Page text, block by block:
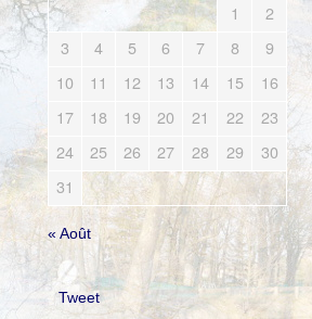
1
2
3
4 5 6 7 8
9
10
11 12 13 14 15
16
17
18 19 20 21 22
23
24
25 26 27 28 29
30
31
« Août
Tweet